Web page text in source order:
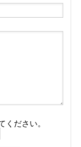
ください。